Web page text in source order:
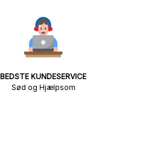
BEDSTE KUNDESERVICE
Sød og Hjælpsom